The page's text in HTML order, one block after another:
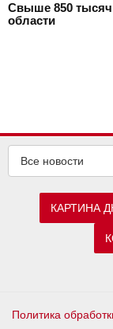
Свыше 850 тысяч
области
Все новости
КАРТИНА
Политика